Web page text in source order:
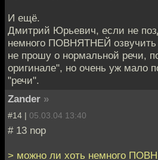
И ещё.
Дмитрий Юрьевич, если не
немного ПОВНЯТНЕЙ озвучить
не прошу о нормальной речи,
оригинале", но очень уж мало
"речи".
Zander »
#14 | 05.03.04 13:40
# 13 nop
> можно ли хоть немного